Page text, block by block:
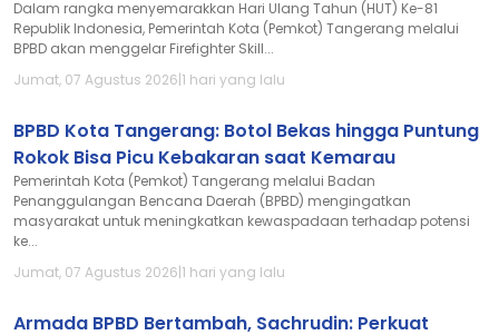
Dalam rangka menyemarakkan Hari Ulang Tahun (HUT) Ke-81
Republik Indonesia, Pemerintah Kota (Pemkot) Tangerang melalui
BPBD akan menggelar Firefighter Skill...
Jumat, 07 Agustus 2026|1 hari yang lalu
BPBD Kota Tangerang: Botol Bekas hingga Puntung
Rokok Bisa Picu Kebakaran saat Kemarau
Pemerintah Kota (Pemkot) Tangerang melalui Badan
Penanggulangan Bencana Daerah (BPBD) mengingatkan
masyarakat untuk meningkatkan kewaspadaan terhadap potensi
ke...
Jumat, 07 Agustus 2026|1 hari yang lalu
Armada BPBD Bertambah, Sachrudin: Perkuat